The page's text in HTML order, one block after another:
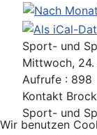
Sport- und
Mittwoch,
Aufrufe : 898
Kontakt
Sport- und
Wir benutzen